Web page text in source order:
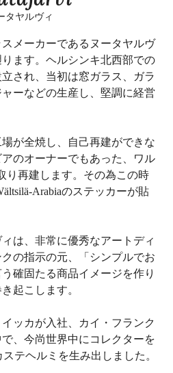
タヤルヴィ
メーカーであるヌータヤルヴ
ます。ヘルシンキ北西部での
され、当初は窓ガラス、ガラ
ーなどの生産し、堅調に経営
が全焼し、自己再建ができな
のオーナーでもあった、ワル
り再建します。その為この時
Arabiaのステッカーが貼
は、非常に優秀なアートディ
の指示の元、「シンプルでお
確固たる商品イメージを作り
起こします。
ッカが入社、カイ・フランク
、今尚世界中にコレクターを
テヘルミを生み出しました。